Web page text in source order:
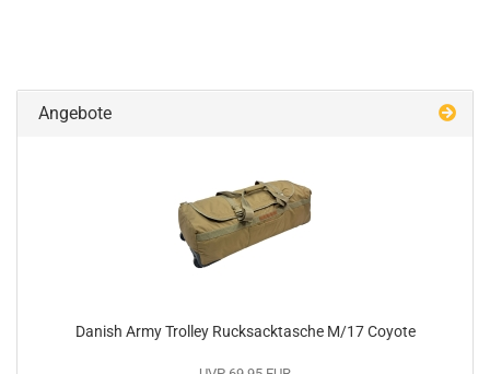
Angebote
Danish Army Trolley Rucksacktasche M/17 Coyote